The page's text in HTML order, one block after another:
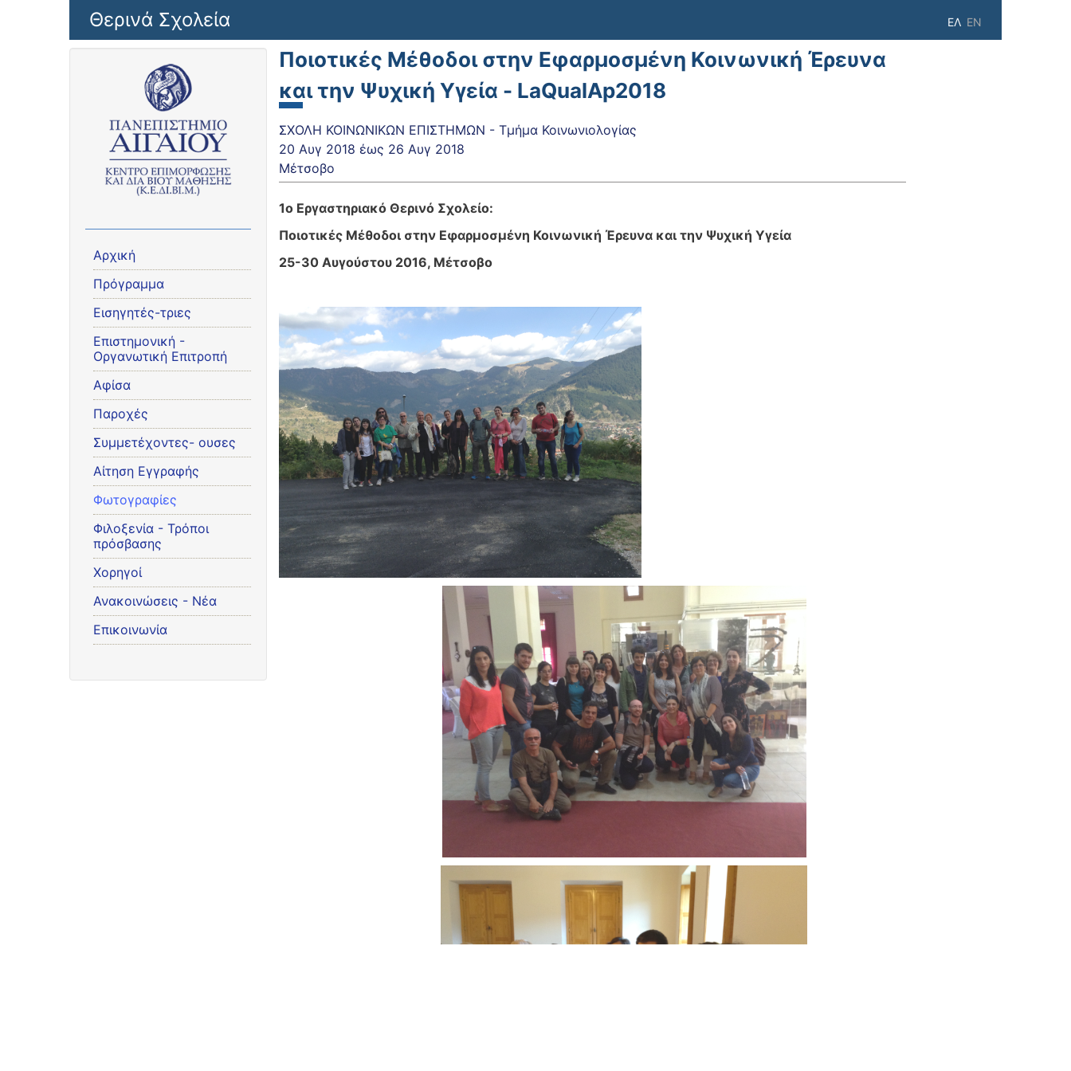
Παράκαμψη προς το κυρίως περιεχόμενο
Θερινά Σχολεία EN
ΕΛ
Αρχική
Πρόγραμμα
Εισηγητές-τριες
Eπιστημονική -
Οργανωτική Επιτροπή
Αφίσα
Παροχές
Συμμετέχοντες- ουσες
Αίτηση Εγγραφής
Φωτογραφίες
Φιλοξενία - Τρόποι
πρόσβασης
Χορηγοί
Ανακοινώσεις - Νέα
Επικοινωνία
Ποιοτικές Μέθοδοι στην Εφαρμοσμένη Κοινωνική Έρευνα
και την Ψυχική Υγεία - LaQualAp2018
ΣΧΟΛΗ ΚΟΙΝΩΝΙΚΩΝ ΕΠΙΣΤΗΜΩΝ - Τμήμα Κοινωνιολογίας
20 Αυγ 2018 έως 26 Αυγ 2018
Μέτσοβο
1ο Εργαστηριακό Θερινό Σχολείο:
Ποιοτικές Μέθοδοι στην Εφαρμοσμένη Κοινωνική Έρευνα και την Ψυχική Υγεία
25-30 Αυγούστου 2016, Μέτσοβο